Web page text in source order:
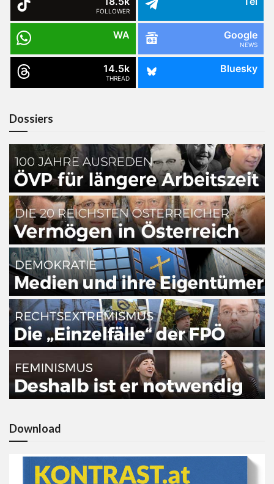
FOLLOWER
WA Google
NEWS
14.5k
THREAD
Bluesky
Dossiers
Download